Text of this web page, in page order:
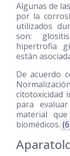
Algunas de
por la
utilizados
son:
hipertrofia
están
De acuerdo
citotoxicidad
para
material
biomédicos.